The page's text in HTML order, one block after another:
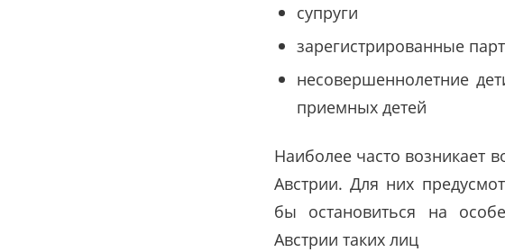
супруги
зарегистрированные
несовершеннолетние
приемных детей
Наиболее часто возникает
Австрии. Для них
бы остановиться на
Австрии таких лиц